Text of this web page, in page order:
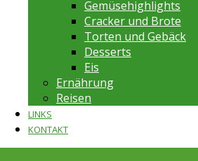
Gemüsehighlights
Cracker und Brote
Torten und Gebäck
Desserts
Eis
Ernährung
Reisen
LINKS
KONTAKT